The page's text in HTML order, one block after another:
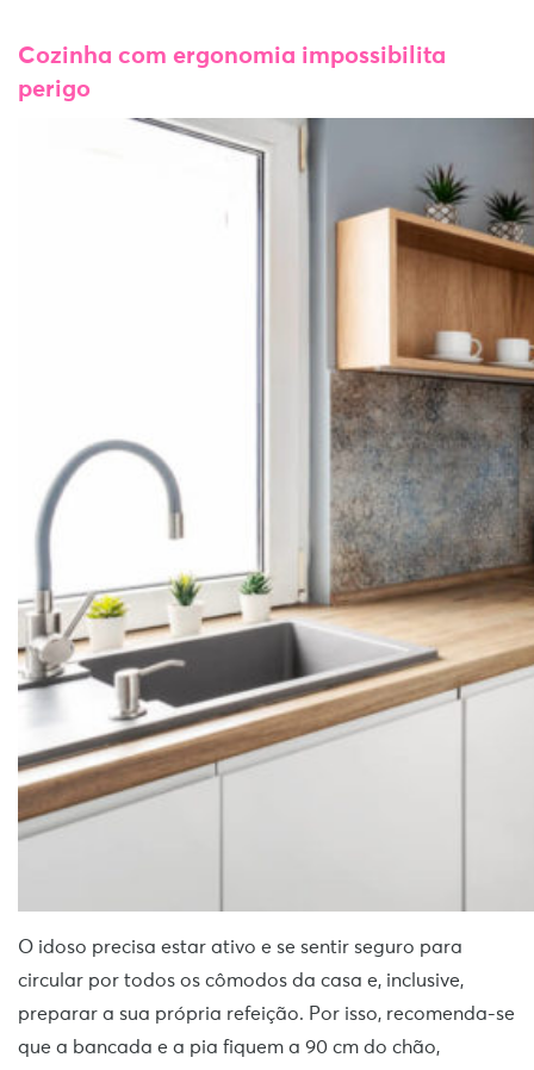
Cozinha com ergonomia impossibilita
perigo
O idoso precisa estar ativo e se sentir seguro para
circular por todos os cômodos da casa e, inclusive,
preparar a sua própria refeição. Por isso, recomenda-se
que a bancada e a pia fiquem a 90 cm do chão,